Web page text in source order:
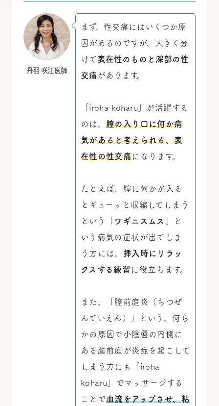
丹羽 咲江医師
まず、性交痛にはいくつか原
因があるのですが、大きく分
けて表在性のものと深部の性
交痛 があります。
「iroha koharu」が活躍する
のは、 膣の入り口に何か病
気があると考えられる、表
在性の性交痛になります。
たとえば、膣に何かが入る
とギューッと収縮してしまう
という
「ワギニスムス」
と
いう病気の症状が出てしま
う方には、 挿入時にリラッ
クスする練習 に役立ちます。
また、「膣前庭炎（ちつぜ
んていえん）」という、何ら
かの原因で小陰唇の内側に
ある膣前庭が炎症を起こして
しまう方にも「iroha
koharu」でマッサージする
ことで血流をアップさせ、粘